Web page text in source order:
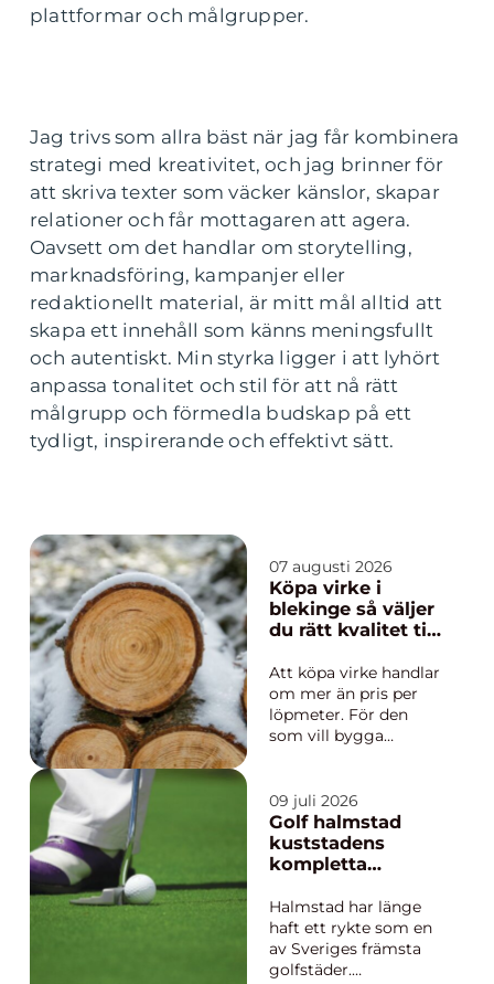
plattformar och målgrupper.
Jag trivs som allra bäst när jag får kombinera
strategi med kreativitet, och jag brinner för
att skriva texter som väcker känslor, skapar
relationer och får mottagaren att agera.
Oavsett om det handlar om storytelling,
marknadsföring, kampanjer eller
redaktionellt material, är mitt mål alltid att
skapa ett innehåll som känns meningsfullt
och autentiskt. Min styrka ligger i att lyhört
anpassa tonalitet och stil för att nå rätt
målgrupp och förmedla budskap på ett
tydligt, inspirerande och effektivt sätt.
07 augusti 2026
Köpa virke i
blekinge så väljer
du rätt kvalitet till
Att köpa virke handlar
om mer än pris per
löpmeter. För den
som vill bygga
både träslag, kvalitet,
torkning och
ursprung stor roll. I
Blekinge finns en
skogsbruk och
mindre sågverk som
kan l...
09 juli 2026
Golf halmstad
kuststadens
kompletta
Halmstad har länge
haft ett rykte som en
av Sveriges främsta
golfstäder.